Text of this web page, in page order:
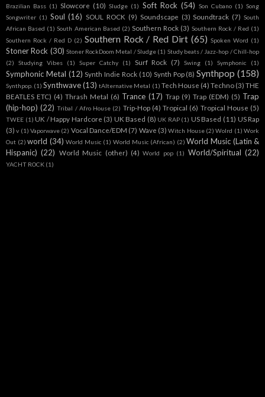
Brazilian Bass (1) Slowcore (10) Sludge (1) Soft Rock (54) Son Cubano (1) Song
Songwriter (1) Soul (16) SOUL ROCK (9) Soundscape (3) Soundtrack (7) South
African Based (1) South American Based (2) Southern Rock (3) Southern Rock / Red (1)
Southern Rock / Red D (2) Southern Rock / Red Dirt (65) Spoken Word (1)
Stoner Rock (30) Stoner RockDoom Metal / Sludge (1) Study beats / Jazz-hop / Chill-hop
(2)
Studying Vibes (1) Super Catchy (1) Surf Rock (7) Swing (1) Symphonic (1)
Symphonic Metal (12) Synth Indie Rock (10) Synth Pop (8) Synthpop (158)
Synthpop. (1) Synthwave (13) tAlternative Metal (1) Tech House (4) Techno (3) THE
BEATLES ETC) (4) Thrash Metal (6) Trance (17) Trap (9) Trap (EDM) (5) Trap
(hip-hop) (22) Tribal / Afro House (2) Trip-Hop (4) Tropical (6) Tropical House (5)
TWEE (1) UK / Happy Hardcore (3) UK Based (8) UK RAP (1) US Based (11) US Rap
(3) v (1) Vaporwave (2) Vocal Dance/EDM (7) Wave (3) Witch House (2) Wolrd (1) Work
Out (2) world (34) World Music (1) World Music (African) (2) World Music (Latin &
Hispanic) (22) World Music (other) (4) World pop (1) World/Spiritual (22)
YACHT ROCK (1)